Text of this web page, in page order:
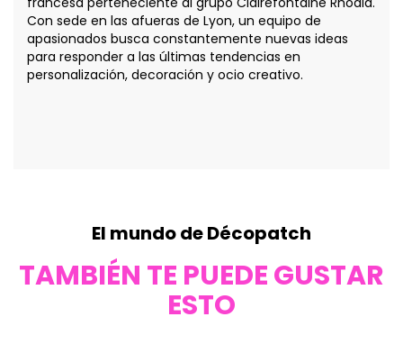
Con sede en las afueras de Lyon, un equipo de
apasionados busca constantemente nuevas ideas
para responder a las últimas tendencias en
personalización, decoración y ocio creativo.
El mundo de Décopatch
TAMBIÉN TE PUEDE GUSTAR
ESTO